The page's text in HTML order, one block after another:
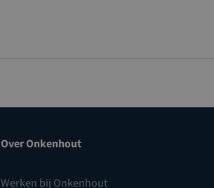
Over Onkenhout
Werken bij Onkenhout